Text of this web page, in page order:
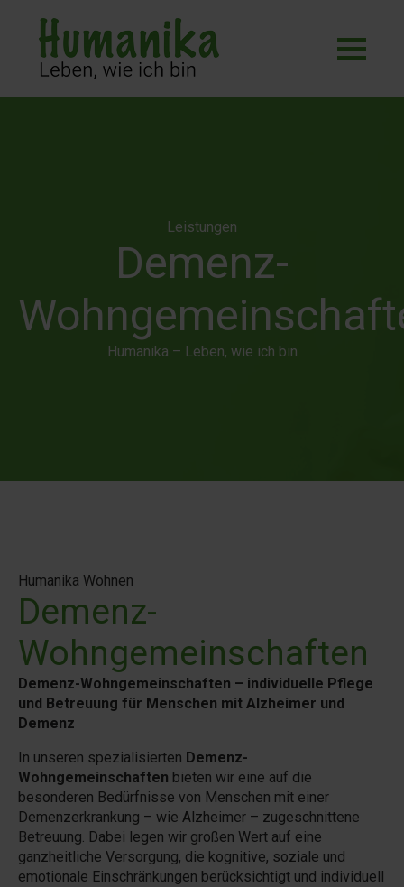
Leistungen
Demenz-
Humanika – Leben, wie ich bin
Humanika Wohnen
Demenz-
Wohngemeinschaften
Demenz-Wohngemeinschaften – individuelle Pflege
und Betreuung für Menschen mit Alzheimer und
Demenz
In unseren spezialisierten Demenz-
Wohngemeinschaften bieten wir eine auf die
besonderen Bedürfnisse von Menschen mit einer
Demenzerkrankung – wie Alzheimer – zugeschnittene
Betreuung. Dabei legen wir großen Wert auf eine
ganzheitliche Versorgung, die kognitive, soziale und
emotionale Einschränkungen berücksichtigt und individuell